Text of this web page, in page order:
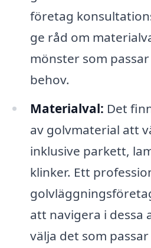
företag
ge råd om
mönster som
behov.
Materialval: Det
av golvmaterial att
inklusive parkett,
klinker. Ett
att navigera i dessa
välja det som